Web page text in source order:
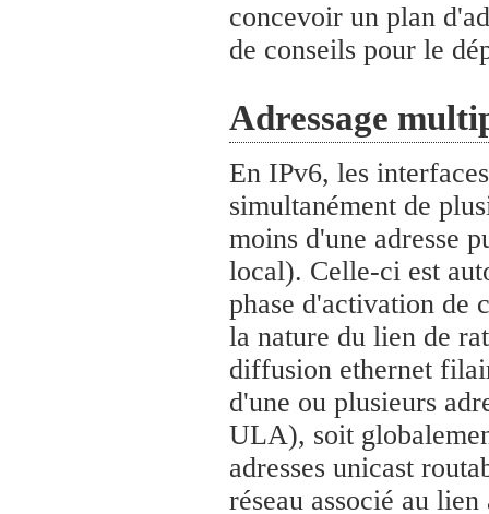
concevoir un plan
de conseils pour le
Adressage
En IPv6, les
simultanément de
moins d'une adresse
local). Celle-ci est
phase d'activation de
la nature du lien de
diffusion ethernet
d'une ou plusieurs
ULA), soit
adresses unicast
réseau associé au